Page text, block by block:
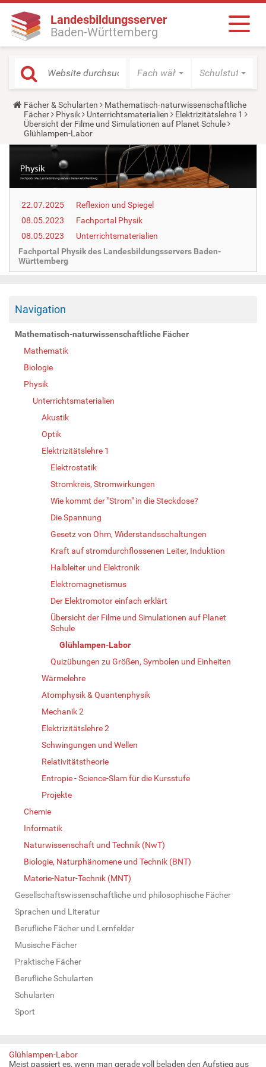
Landesbildungsserver
Baden-Württemberg
Fach wählen Schulstufe
Y
o
u
a
r
e
r
e
Fächer & Schularten
Mathematisch-naturwissenschaftliche
Fächer
Physik Unterrichtsmaterialien
Elektrizitätslehre 1
Übersicht der Filme und Simulationen auf Planet Schule
Glühlampen-Labor
22.07.2025
Reflexion und Spiegel
08.05.2023
Fachportal Physik
08.05.2023
Unterrichtsmaterialien
Fachportal Physik des Landesbildungsservers Baden-
Württemberg
Navigation
Mathematisch-naturwissenschaftliche Fächer
Mathematik
Biologie
Physik
Unterrichtsmaterialien
Akustik
Optik
Elektrizitätslehre 1
Elektrostatik
Stromkreis, Stromwirkungen
Wie kommt der "Strom" in die Steckdose?
Die Spannung
Gesetz von Ohm, Widerstandsschaltungen
Kraft auf stromdurchflossenen Leiter, Induktion
Halbleiter und Elektronik
Elektromagnetismus
Der Elektromotor einfach erklärt
Übersicht der Filme und Simulationen auf Planet
Schule
Glühlampen-Labor
Quizübungen zu Größen, Symbolen und Einheiten
Wärmelehre
Atomphysik & Quantenphysik
Mechanik 2
Elektrizitätslehre 2
Schwingungen und Wellen
Relativitätstheorie
Entropie - Science-Slam für die Kursstufe
Projekte
Chemie
Informatik
Naturwissenschaft und Technik (NwT)
Biologie, Naturphänomene und Technik (BNT)
Materie-Natur-Technik (MNT)
Gesellschaftswissenschaftliche und philosophische Fächer
Sprachen und Literatur
Berufliche Fächer und Lernfelder
Musische Fächer
Praktische Fächer
Berufliche Schularten
Schularten
Sport
Glühlampen-Labor
Meist passiert es, wenn man gerade voll beladen den Aufstieg aus